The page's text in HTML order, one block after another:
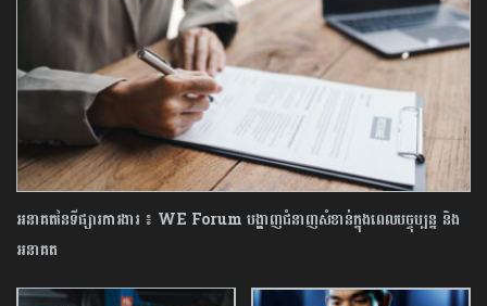
អនាគតនៃទីផ្សារការងារ ៖ WE Forum បង្ហាញជំនាញសំខាន់ក្នុងពេលបច្ចុប្បន្ន និង
អនាគត